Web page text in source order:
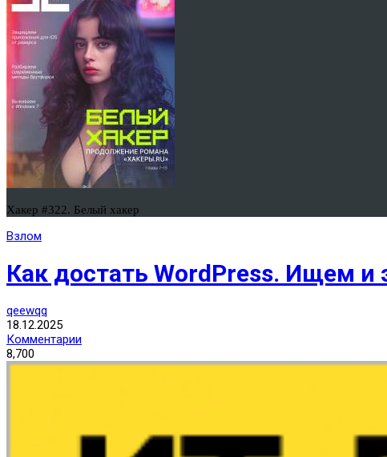
Хакер #322. Белый хакер
Взлом
Как достать WordPress. Ищем и
qeewqq
18.12.2025
Комментарии
8,700